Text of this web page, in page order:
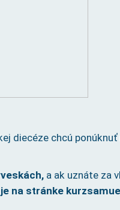
diecéze chcú
a ak uznáte za
na stránke